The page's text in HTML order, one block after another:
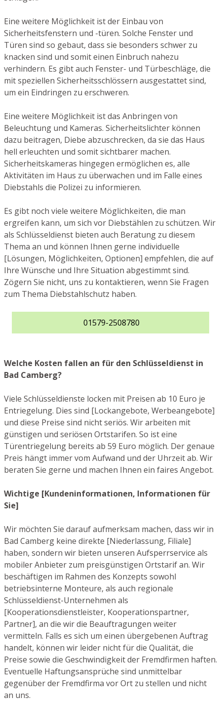
Eine weitere Möglichkeit ist der Einbau von
Sicherheitsfenstern und -türen. Solche Fenster und
Türen sind so gebaut, dass sie besonders schwer zu
knacken sind und somit einen Einbruch nahezu
verhindern. Es gibt auch Fenster- und Türbeschläge, die
mit speziellen Sicherheitsschlössern ausgestattet sind,
um ein Eindringen zu erschweren.
Eine weitere Möglichkeit ist das Anbringen von
Beleuchtung und Kameras. Sicherheitslichter können
dazu beitragen, Diebe abzuschrecken, da sie das Haus
hell erleuchten und somit sichtbarer machen.
Sicherheitskameras hingegen ermöglichen es, alle
Aktivitäten im Haus zu überwachen und im Falle eines
Diebstahls die Polizei zu informieren.
Es gibt noch viele weitere Möglichkeiten, die man
ergreifen kann, um sich vor Diebstählen zu schützen. Wir
als Schlüsseldienst bieten auch Beratung zu diesem
Thema an und können Ihnen gerne individuelle
[Lösungen, Möglichkeiten, Optionen] empfehlen, die auf
Ihre Wünsche und Ihre Situation abgestimmt sind.
Zögern Sie nicht, uns zu kontaktieren, wenn Sie Fragen
zum Thema Diebstahlschutz haben.
01579-2508780
Welche Kosten fallen an für den Schlüsseldienst in
Bad Camberg?
Viele Schlüsseldienste locken mit Preisen ab 10 Euro je
Entriegelung. Dies sind [Lockangebote, Werbeangebote]
und diese Preise sind nicht seriös. Wir arbeiten mit
günstigen und seriösen Ortstarifen. So ist eine
Türentriegelung bereits ab 59 Euro möglich. Der genaue
Preis hängt immer vom Aufwand und der Uhrzeit ab. Wir
beraten Sie gerne und machen Ihnen ein faires Angebot.
Wichtige [Kundeninformationen, Informationen für
Sie]
Wir möchten Sie darauf aufmerksam machen, dass wir in
Bad Camberg keine direkte [Niederlassung, Filiale]
haben, sondern wir bieten unseren Aufsperrservice als
mobiler Anbieter zum preisgünstigen Ortstarif an. Wir
beschäftigen im Rahmen des Konzepts sowohl
betriebsinterne Monteure, als auch regionale
Schlüsseldienst-Unternehmen als
[Kooperationsdienstleister, Kooperationspartner,
Partner], an die wir die Beauftragungen weiter
vermitteln. Falls es sich um einen übergebenen Auftrag
handelt, können wir leider nicht für die Qualität, die
Preise sowie die Geschwindigkeit der Fremdfirmen haften.
Eventuelle Haftungsansprüche sind unmittelbar
gegenüber der Fremdfirma vor Ort zu stellen und nicht
an uns.